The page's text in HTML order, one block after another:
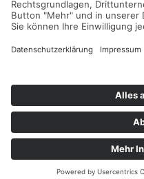
Continentale
Debeka DFV
Hallesche
R+V
Impressum
LinkBaum